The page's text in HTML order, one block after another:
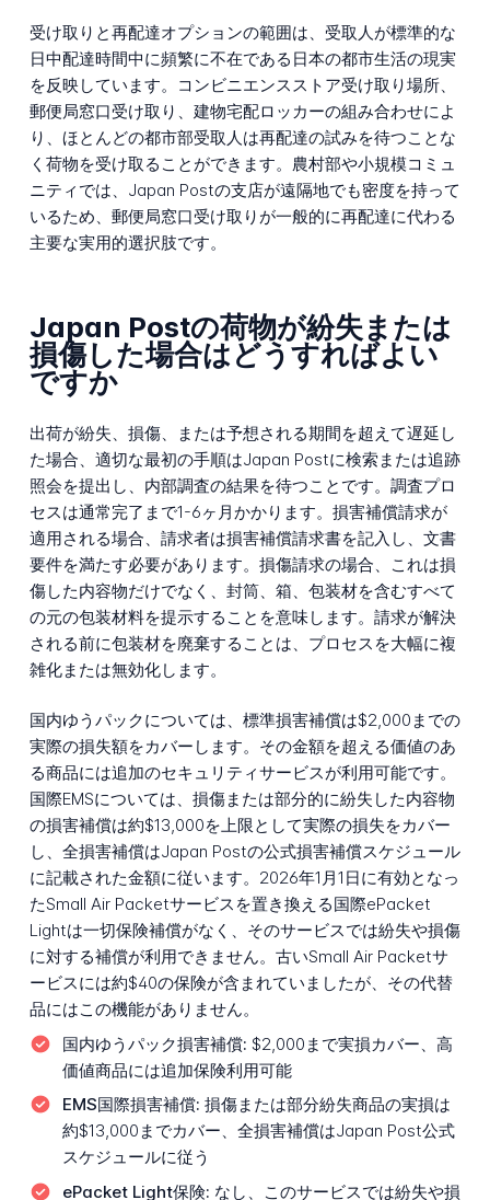
受け取りと再配達オプションの範囲は、受取人が標準的な
日中配達時間中に頻繁に不在である日本の都市生活の現実
を反映しています。コンビニエンスストア受け取り場所、
郵便局窓口受け取り、建物宅配ロッカーの組み合わせによ
り、ほとんどの都市部受取人は再配達の試みを待つことな
く荷物を受け取ることができます。農村部や小規模コミュ
ニティでは、Japan Postの支店が遠隔地でも密度を持って
いるため、郵便局窓口受け取りが一般的に再配達に代わる
主要な実用的選択肢です。
Japan Postの荷物が紛失または
損傷した場合はどうすればよい
ですか
出荷が紛失、損傷、または予想される期間を超えて遅延し
た場合、適切な最初の手順はJapan Postに検索または追跡
照会を提出し、内部調査の結果を待つことです。調査プロ
セスは通常完了まで1-6ヶ月かかります。損害補償請求が
適用される場合、請求者は損害補償請求書を記入し、文書
要件を満たす必要があります。損傷請求の場合、これは損
傷した内容物だけでなく、封筒、箱、包装材を含むすべて
の元の包装材料を提示することを意味します。請求が解決
される前に包装材を廃棄することは、プロセスを大幅に複
雑化または無効化します。
国内ゆうパックについては、標準損害補償は$2,000までの
実際の損失額をカバーします。その金額を超える価値のあ
る商品には追加のセキュリティサービスが利用可能です。
国際EMSについては、損傷または部分的に紛失した内容物
の損害補償は約$13,000を上限として実際の損失をカバー
し、全損害補償はJapan Postの公式損害補償スケジュール
に記載された金額に従います。2026年1月1日に有効となっ
たSmall Air Packetサービスを置き換える国際ePacket
Lightは一切保険補償がなく、そのサービスでは紛失や損傷
に対する補償が利用できません。古いSmall Air Packetサ
ービスには約$40の保険が含まれていましたが、その代替
品にはこの機能がありません。
国内ゆうパック損害補償: $2,000まで実損カバー、高
価値商品には追加保険利用可能
EMS国際損害補償: 損傷または部分紛失商品の実損は
約$13,000までカバー、全損害補償はJapan Post公式
スケジュールに従う
ePacket Light保険: なし、このサービスでは紛失や損